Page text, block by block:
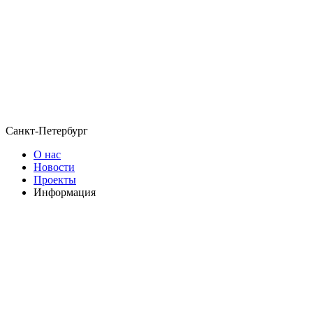
Санкт-Петербург
О нас
Новости
Проекты
Информация